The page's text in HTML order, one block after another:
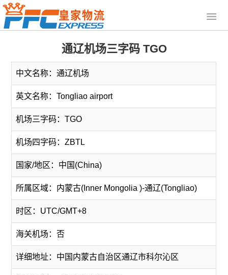
通辽机场三字码 TGO
中文名称：通辽机场
英文名称：Tongliao airport
机场三字码：TGO
机场四字码：ZBTL
国家/地区：中国(China)
所属区域：内蒙古(Inner Mongolia )-通辽(Tongliao)
时区：UTC/GMT+8
海关机场：否
详细地址：中国内蒙古自治区通辽市科尔沁区